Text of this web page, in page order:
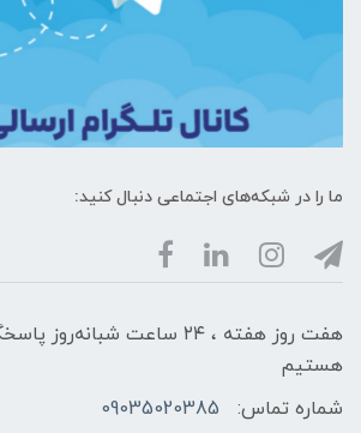
ما را در شبکه‌های اجتماعی دنبال کنید:
هفت روز هفته ، ۲۴ ساعت
هستیم
شماره تماس:
09035020385